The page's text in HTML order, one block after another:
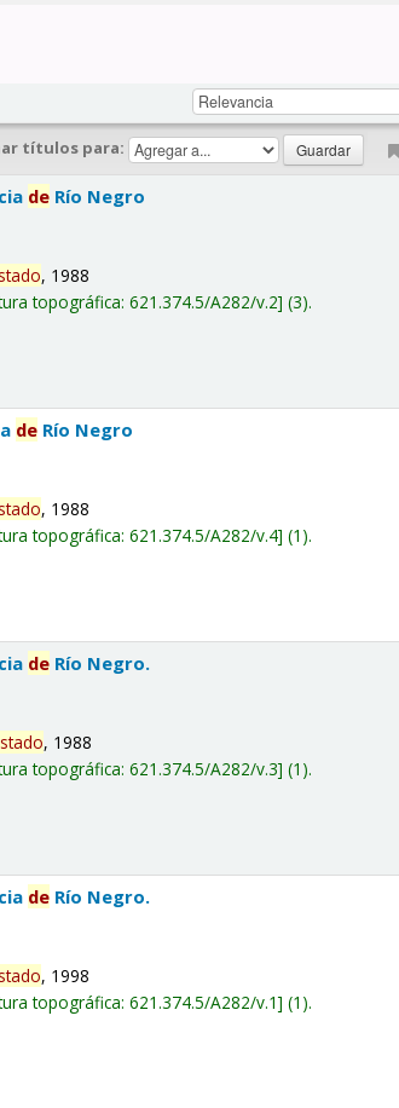
títulos para:
de Río Negro
, 1988
topográfica:621.374.5/A282/v.2 (3).
de Río Negro
, 1988
topográfica:621.374.5/A282/v.4 (1).
de Río Negro.
, 1988
topográfica:621.374.5/A282/v.3 (1).
de Río Negro.
, 1998
topográfica:621.374.5/A282/v.1 (1).